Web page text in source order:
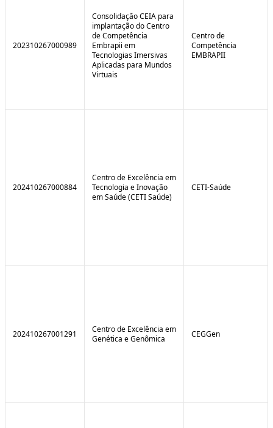
202310267000989
Consolidação CEIA para
implantação do Centro
de Competência
Embrapii em
Tecnologias Imersivas
Aplicadas para Mundos
Virtuais
Centro de
Competência
EMBRAPII
202410267000884
Centro de Excelência em
Tecnologia e Inovação
em Saúde (CETI Saúde)
CETI-Saúde
202410267001291
Centro de Excelência em
Genética e Genômica
CEGGen